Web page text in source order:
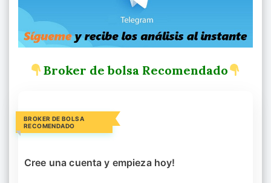
Broker de bolsa Recomendado
BROKER DE BOLSA
RECOMENDADO
Cree una cuenta y empieza hoy!